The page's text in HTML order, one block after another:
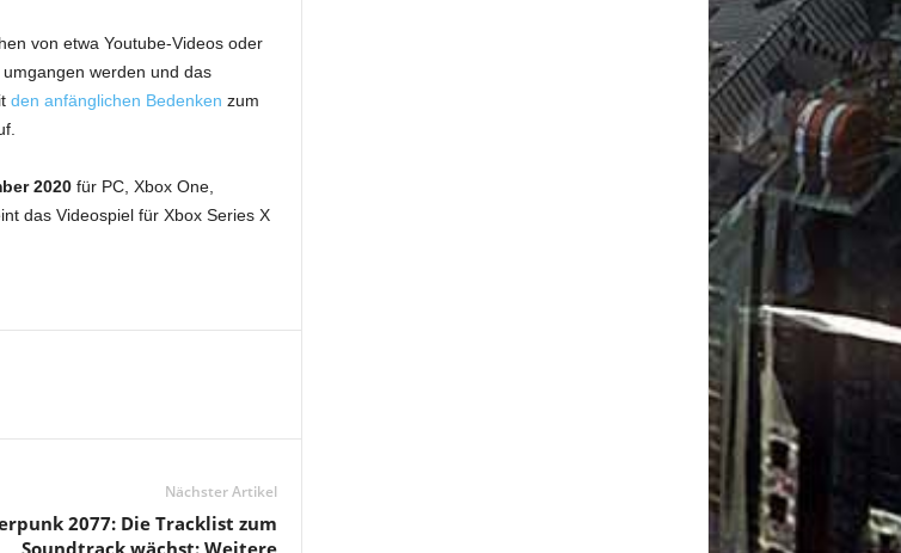
von etwa Youtube-Videos oder
werden und das
den anfänglichen Bedenken zum
2020für PC, Xbox One,
das Videospiel für Xbox Series X
Nächster Artikel
2077: Die Tracklist zum
Soundtrack wächst: Weitere